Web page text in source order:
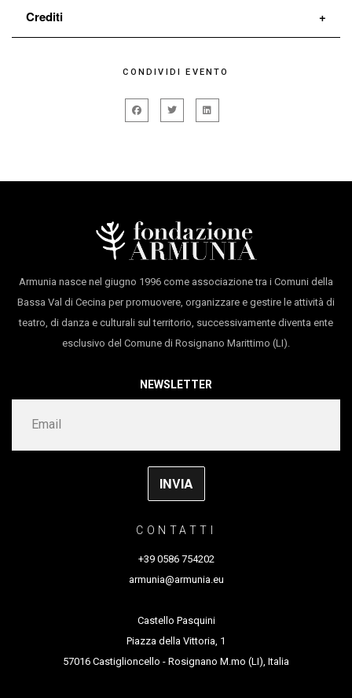
Crediti
CONDIVIDI EVENTO
Armunia nasce nel giugno 1996 come associazione tra i Comuni della
Bassa Val di Cecina per promuovere, organizzare e gestire le attività di
teatro, di danza e culturali sul territorio, successivamente diventa ente
esclusivo del Comune di Rosignano Marittimo (LI).
NEWSLETTER
CONTATTI
+39 0586 754202
armunia@armunia.eu
Castello Pasquini
Piazza della Vittoria, 1
57016 Castiglioncello - Rosignano M.mo (LI), Italia